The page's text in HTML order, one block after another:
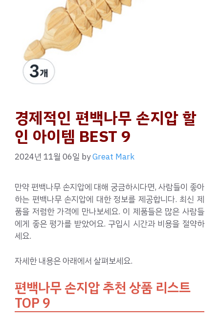
경제적인 편백나무 손지압 할
인 아이템 BEST 9
2024년 11월 06일 byGreat Mark
만약 편백나무 손지압에 대해 궁금하시다면, 사람들이 좋아
하는 편백나무 손지압에 대한 정보를 제공합니다. 최신 제
품을 저렴한 가격에 만나보세요. 이 제품들은 많은 사람들
에게 좋은 평가를 받았어요. 구입시 시간과 비용을 절약하
세요.
자세한 내용은 아래에서 살펴보세요.
편백나무 손지압 추천 상품 리스트
TOP 9